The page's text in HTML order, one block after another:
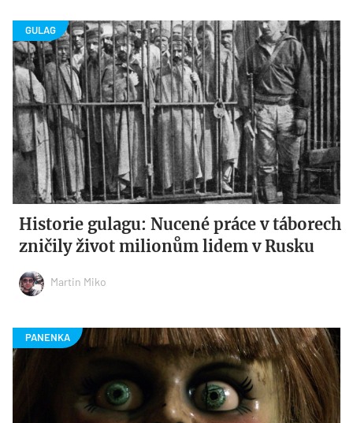
Historie gulagu: Nucené práce v táborech
zničily život milionům lidem v Rusku
Martin Miko